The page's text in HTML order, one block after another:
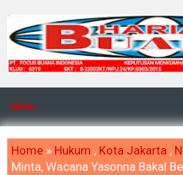
MENU
Home » Hukum , Kota Jakarta ,
Minta, Wacana Yasonna Bakal